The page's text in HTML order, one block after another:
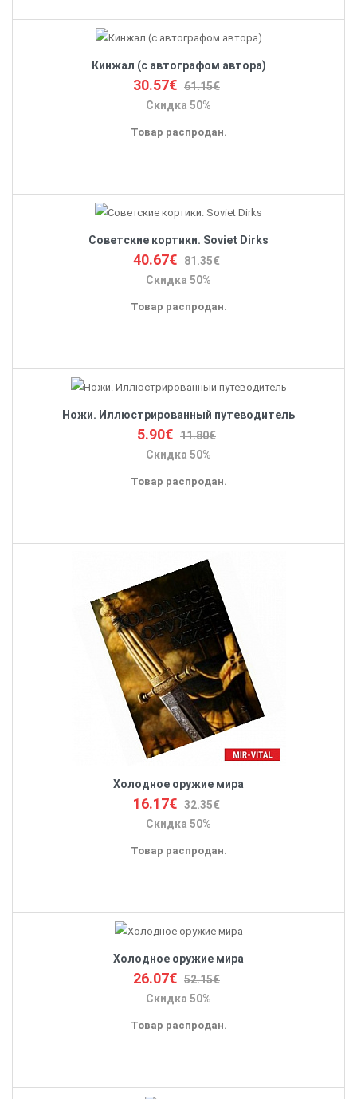
Кинжал (с автографом автора)
30.57€ 61.15€
Скидка 50%
Товар распродан.
Советские кортики. Soviet Dirks
40.67€ 81.35€
Скидка 50%
Товар распродан.
Ножи. Иллюстрированный путеводитель
5.90€ 11.80€
Скидка 50%
Товар распродан.
Холодное оружие мира
16.17€ 32.35€
Скидка 50%
Товар распродан.
Холодное оружие мира
26.07€ 52.15€
Скидка 50%
Товар распродан.